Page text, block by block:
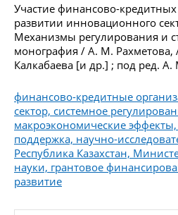
Участие финансово-
развитии инновационного
Механизмы регулирования и
монография / А. М. Рахметова,
Калкабаева [и др.] ; под ред.
финансово-кредитные
сектор, системное
макроэкономические
поддержка, научно-
Республика Казахстан,
науки, грантовое
развитие